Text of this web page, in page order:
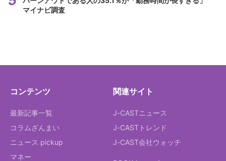
マイナビ調査
コンテンツ
最新記事一覧
コラムざんまい
ニュース pickup
マネー
関連サイト
J-CASTニュース
J-CASTトレンド
J-CAST会社ウォッチ